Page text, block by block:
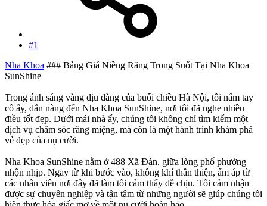
#1
Nha Khoa ### Bảng Giá Niềng Răng Trong Suốt Tại Nha Khoa
SunShine
Trong ánh sáng vàng dịu dàng của buổi chiều Hà Nội, tôi nắm tay
cô ấy, dẫn nàng đến Nha Khoa SunShine, nơi tôi đã nghe nhiều
điều tốt đẹp. Dưới mái nhà ấy, chúng tôi không chỉ tìm kiếm một
dịch vụ chăm sóc răng miệng, mà còn là một hành trình khám phá
vẻ đẹp của nụ cười.
Nha Khoa SunShine nằm ở 488 Xã Đàn, giữa lòng phố phường
nhộn nhịp. Ngay từ khi bước vào, không khí thân thiện, ấm áp từ
các nhân viên nơi đây đã làm tôi cảm thấy dễ chịu. Tôi cảm nhận
được sự chuyên nghiệp và tận tâm từ những người sẽ giúp chúng tôi